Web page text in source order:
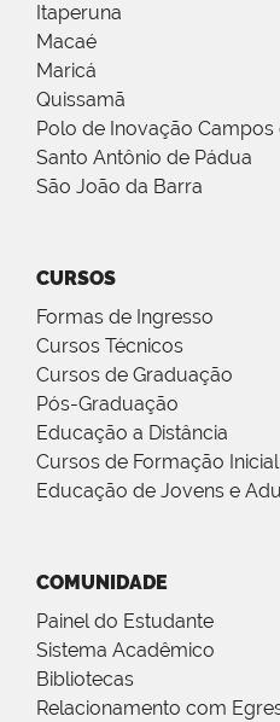
Itaperuna
Macaé
Maricá
Quissamã
Polo de Inovação
Santo Antônio de Pádua
São João da Barra
CURSOS
Formas de Ingresso
Cursos Técnicos
Cursos de Graduação
Pós-Graduação
Educação a Distância
Cursos de Formação
Educação de Jovens e
COMUNIDADE
Painel do Estudante
Sistema Acadêmico
Bibliotecas
Relacionamento com